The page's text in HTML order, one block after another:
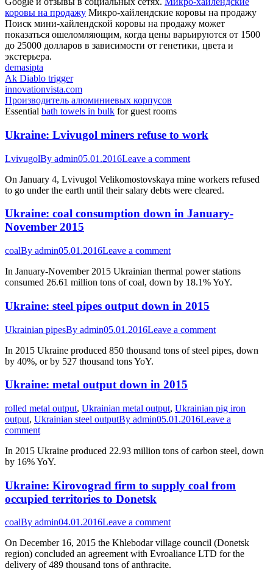
коровы на продажу Микро-хайлендские коровы на продажу
Поиск мини-хайлендской коровы на продажу может
показаться ошеломляющим, когда цены варьируются от 1500
до 25000 долларов в зависимости от генетики, цвета и
экстерьера.
demasipta
Ak Diablo trigger
innovationvista.com
Производитель алюминиевых корпусов
Essential bath towels in bulk for guest rooms
Ukraine: Lvivugol miners refuse to work
LvivugolBy admin05.01.2016Leave a comment
On January 4, Lvivugol Velikomostovskaya mine workers refused
to go under the earth until their salary debts were cleared.
Ukraine: coal consumption down in January-
November 2015
coalBy admin05.01.2016Leave a comment
In January-November 2015 Ukrainian thermal power stations
consumed 26.61 million tons of coal, down by 18.1% YoY.
Ukraine: steel pipes output down in 2015
Ukrainian pipesBy admin05.01.2016Leave a comment
In 2015 Ukraine produced 850 thousand tons of steel pipes, down
by 40%, or by 527 thousand tons YoY.
Ukraine: metal output down in 2015
rolled metal output, Ukrainian metal output, Ukrainian pig iron
output, Ukrainian steel outputBy admin05.01.2016Leave a
comment
In 2015 Ukraine produced 22.93 million tons of carbon steel, down
by 16% YoY.
Ukraine: Kirovograd firm to supply coal from
occupied territories to Donetsk
coalBy admin04.01.2016Leave a comment
On December 16, 2015 the Khlebodar village council (Donetsk
region) concluded an agreement with Evroaliance LTD for the
delivery of 489 thousand tons of anthracite.